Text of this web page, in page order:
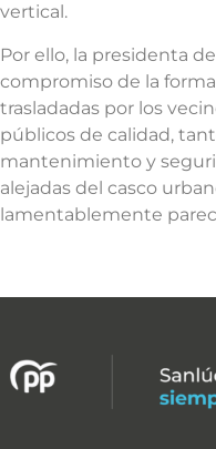
vertical.
Por ello, la presidenta
compromiso de la
trasladadas por los
públicos de calidad,
mantenimiento y
alejadas del casco
lamentablemente